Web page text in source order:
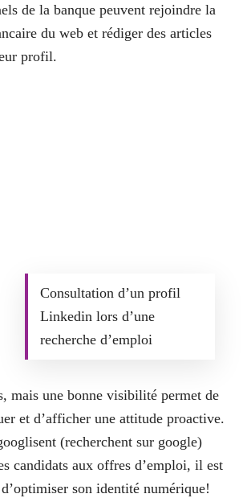
de la banque peuvent rejoindre la
du web et rédiger des articles
profil.
Consultation d’un profil
Linkedin lors d’une
recherche d’emploi
, mais une bonne visibilité permet de
et d’afficher une attitude proactive.
(recherchent sur google)
candidats aux offres d’emploi, il est
son identité numérique!